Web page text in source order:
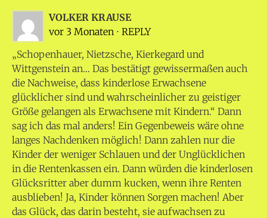
VOLKER KRAUSE
vor 3 Monaten ⋅ REPLY
„Schopenhauer, Nietzsche, Kierkegard und
Wittgenstein an… Das bestätigt gewissermaßen auch
die Nachweise, dass kinderlose Erwachsene
glücklicher sind und wahrscheinlicher zu geistiger
Größe gelangen als Erwachsene mit Kindern.“ Dann
sag ich das mal anders! Ein Gegenbeweis wäre ohne
langes Nachdenken möglich! Dann zahlen nur die
Kinder der weniger Schlauen und der Unglücklichen
in die Rentenkassen ein. Dann würden die kinderlosen
Glücksritter aber dumm kucken, wenn ihre Renten
ausblieben! Ja, Kinder können Sorgen machen! Aber
das Glück, das darin besteht, sie aufwachsen zu